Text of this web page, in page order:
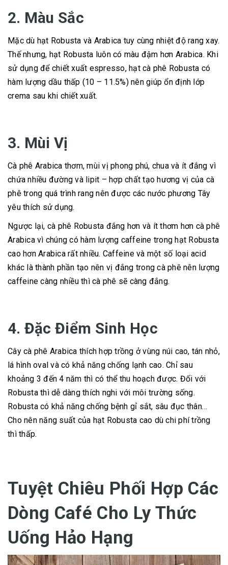
2. Màu Sắc
Mặc dù hạt Robusta và Arabica tuy cùng nhiệt độ rang xay.
Thế nhưng, hạt Robusta luôn có màu đậm hơn Arabica. Khi
sử dụng để chiết xuất espresso, hạt cà phê Robusta có
hàm lượng dầu thấp (10 – 11.5%) nên giúp ổn định lớp
crema sau khi chiết xuất.
3. Mùi Vị
Cà phê Arabica thơm, mùi vị phong phú, chua và ít đắng vì
chứa nhiều đường và lipit – hợp chất tạo hương vị của cà
phê trong quá trình rang nên được các nước phương Tây
yêu thích sử dụng.
Ngược lại, cà phê Robusta đắng hơn và ít thơm hơn cà phê
Arabica vì chúng có hàm lượng caffeine trong hạt Robusta
cao hơn Arabica rất nhiều. Caffeine và một số loại acid
khác là thành phần tạo nên vị đắng trong cà phê nên lượng
caffeine càng nhiều thì cà phê sẽ càng đắng.
4. Đặc Điểm Sinh Học
Cây cà phê Arabica thích hợp trồng ở vùng núi cao, tán nhỏ,
lá hình oval và có khả năng chống lạnh cao. Chỉ sau
khoảng 3 đến 4 năm thì có thể thu hoạch được. Đối với
Robusta thì dễ dàng thích nghi với môi trường sống.
Robusta có khả năng chống bệnh gỉ sắt, sâu đục thân…
Cho nên năng suất của hạt Robusta cao dù chi phí trồng
thì thấp.
Tuyệt Chiêu Phối Hợp Các
Dòng Café Cho Ly Thức
Uống Hảo Hạng